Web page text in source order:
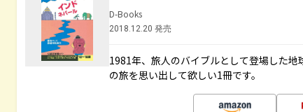
D-Books
2018.12.20 発売
1981年、旅人のバイブルとして登場した
の旅を思い出して欲しい1冊です。